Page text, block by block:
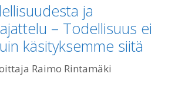
ja
– Todellisuus ei
käsityksemme siitä
Raimo Rintamäki